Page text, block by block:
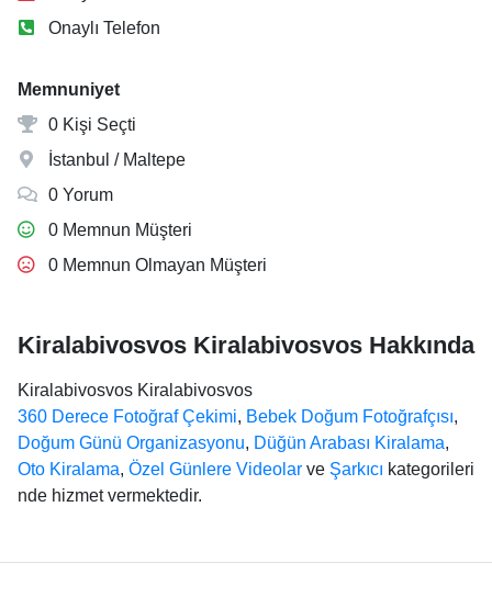
Onaylı Telefon
Memnuniyet
0 Kişi Seçti
İstanbul / Maltepe
0 Yorum
0 Memnun Müşteri
0 Memnun Olmayan Müşteri
Kiralabivosvos Kiralabivosvos Hakkında
Kiralabivosvos Kiralabivosvos
360 Derece Fotoğraf Çekimi, Bebek Doğum Fotoğrafçısı,
Doğum Günü Organizasyonu, Düğün Arabası Kiralama,
Oto Kiralama, Özel Günlere Videolar ve Şarkıcı kategorileri
nde hizmet vermektedir.